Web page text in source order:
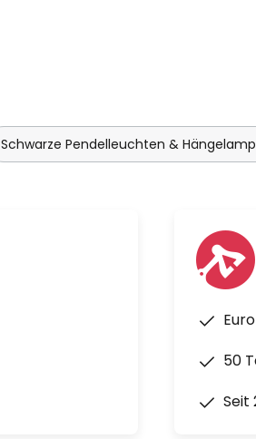
Schwarze Pendelleuchten &
50
Seit